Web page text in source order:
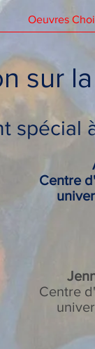
Oeuvres
sur
spécial
Centre
Centre